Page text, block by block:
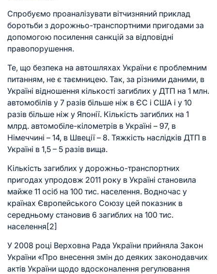
Спробуємо проаналізувати вітчизняний приклад
боротьби з дорожньо-транспортними пригодами за
допомогою посилення санкцій за відповідні
правопорушення.
Те, що безпека на автошляхах України є проблемним
питанням, не є таємницею. Так, за різними даними, в
Україні відношення кількості загиблих у ДТП на 1 млн.
автомобілів у 7 разів більше ніж в ЄС і США і у 10
разів більше ніж у Японії. Кількість загиблих на 1
млрд. автомобіле-кілометрів в Україні – 97, в
Німеччині – 14, в Швеції – 8. Тяжкість наслідків ДТП в
Україні в 1,5 – 5 разів вища.
Кількість загиблих у дорожньо-транспортних
пригодах упродовж 2011 року в Україні становила
майже 11 осіб на 100 тис. населення. Водночас у
країнах Європейського Союзу цей показник в
середньому становив 6 загиблих на 100 тис.
населення [2]
У 2008 році Верховна Рада України прийняла Закон
України «Про внесення змін до деяких законодавчих
актів України щодо вдосконалення регулювання